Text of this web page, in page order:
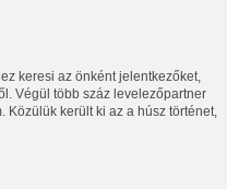
keresi az önként jelentkezőket,
Végül több száz levelezőpartner
került ki az a húsz történet,